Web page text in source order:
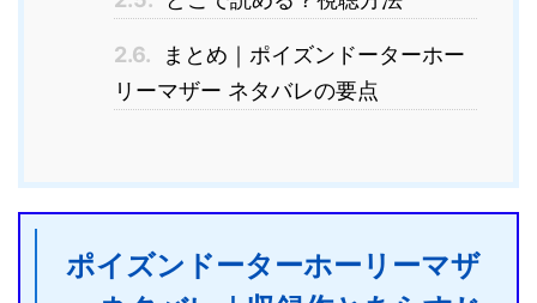
2.6.
まとめ｜ポイズンドーターホー
リーマザー ネタバレの要点
ポイズンドーターホーリーマザ